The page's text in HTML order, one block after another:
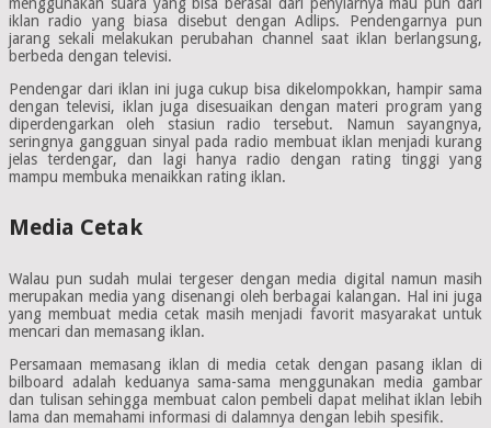
iklan radio yang biasa disebut dengan Adlips. Pendengarnya pun
jarang sekali melakukan perubahan channel saat iklan berlangsung,
berbeda dengan televisi.
Pendengar dari iklan ini juga cukup bisa dikelompokkan, hampir sama
dengan televisi, iklan juga disesuaikan dengan materi program yang
diperdengarkan oleh stasiun radio tersebut. Namun sayangnya,
seringnya gangguan sinyal pada radio membuat iklan menjadi kurang
jelas terdengar, dan lagi hanya radio dengan rating tinggi yang
mampu membuka menaikkan rating iklan.
Media Cetak
Walau pun sudah mulai tergeser dengan media digital namun masih
merupakan media yang disenangi oleh berbagai kalangan. Hal ini juga
yang membuat media cetak masih menjadi favorit masyarakat untuk
mencari dan memasang iklan.
Persamaan memasang iklan di media cetak dengan pasang iklan di
bilboard adalah keduanya sama-sama menggunakan media gambar
dan tulisan sehingga membuat calon pembeli dapat melihat iklan lebih
lama dan memahami informasi di dalamnya dengan lebih spesifik.